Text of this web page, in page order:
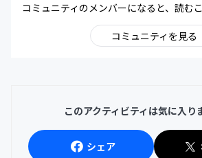
コミュニティのメンバーになると、読む
コミュニティを見る
このアクティビティは気に入り
シェア